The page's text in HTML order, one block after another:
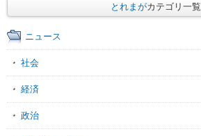
とれまがカテゴリ一覧
ニュース
社会
経済
政治